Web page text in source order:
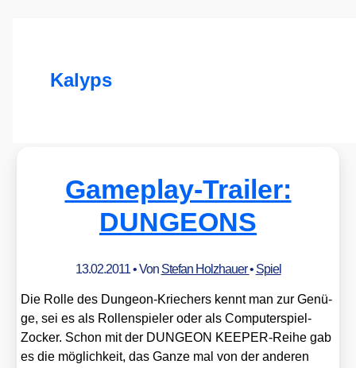
Kalyps
Gameplay-Trailer:
DUNGEONS
13.02.2011• Von Stefan Holzhauer• Spiel
Die Rol­le des Dun­ge­on-Krie­chers kennt man zur Genü­
ge, sei es als Rol­len­spie­ler oder als Com­pu­ter­spiel-
Zocker. Schon mit der DUNGEON KEE­PER-Rei­he gab
es die mög­lich­keit, das Gan­ze mal von der ande­ren